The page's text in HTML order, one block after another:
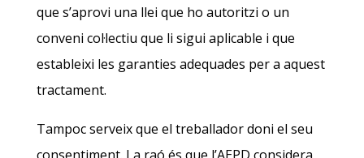
que s’aprovi una llei que ho autoritzi o un
conveni col·lectiu que li sigui aplicable i que
estableixi les garanties adequades per a aquest
tractament.
Tampoc serveix que el treballador doni el seu